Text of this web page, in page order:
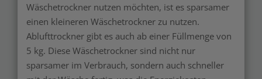
Wäschetrockner nutzen möchten, ist es sparsamer
einen kleineren Wäschetrockner zu nutzen.
Ablufttrockner gibt es auch ab einer Füllmenge von
5 kg. Diese Wäschetrockner sind nicht nur
sparsamer im Verbrauch, sondern auch schneller